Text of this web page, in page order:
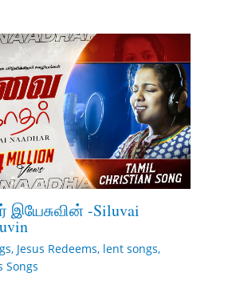
இயேசுவின் -Siluvai
, Jesus Redeems, lent songs,
Songs